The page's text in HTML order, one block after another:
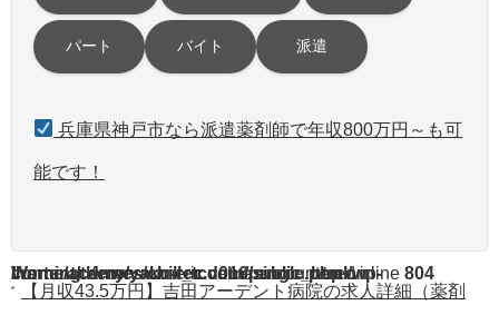
パート バイト 派遣
兵庫県神戸市なら派遣薬剤師で年収800万円～も可
能です！
Warning: A non-numeric value encountered in
/home/acdmy/yaku-rec.com/public_html/wp-content/themes/chill_tcd016/single.phpon line 804
【月収43.5万円】吉田アーデント病院の求人詳細（薬剤